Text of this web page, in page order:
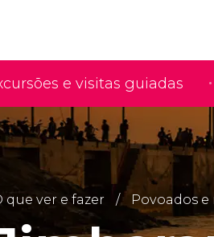
e visitas guiadas
que ver e fazer Povoados e